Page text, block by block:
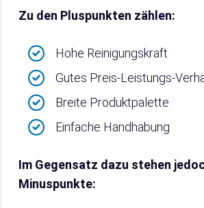
Zu den Pluspunkten zählen:
Hohe Reinigungskraft
Gutes Preis-Leistungs-
Breite Produktpalette
Einfache Handhabung
Im Gegensatz dazu stehen
Minuspunkte: